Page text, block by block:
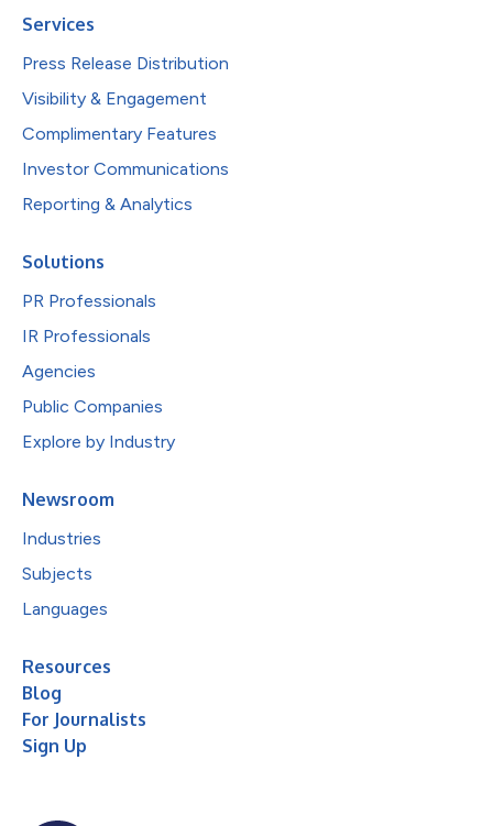
Services
Press Release Distribution
Visibility & Engagement
Complimentary Features
Investor Communications
Reporting & Analytics
Solutions
PR Professionals
IR Professionals
Agencies
Public Companies
Explore by Industry
Newsroom
Industries
Subjects
Languages
Resources
Blog
For Journalists
Sign Up